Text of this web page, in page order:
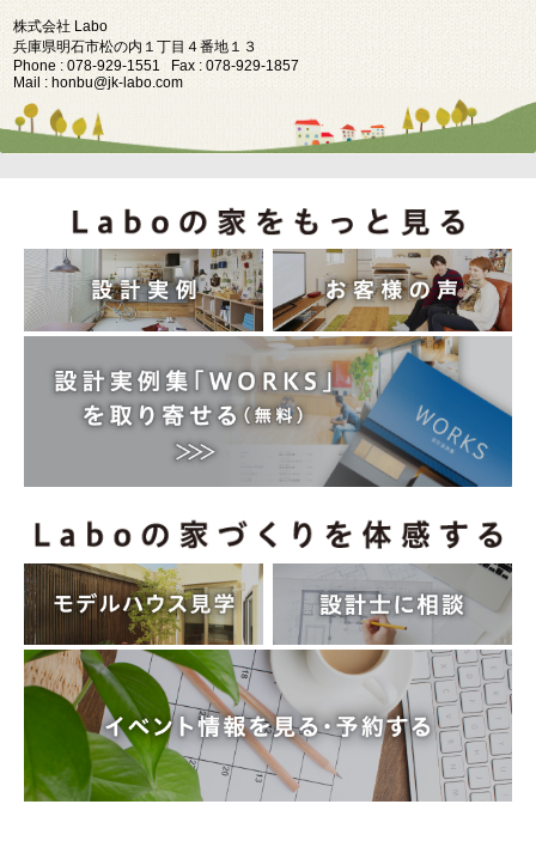
株式会社 Labo
兵庫県明石市松の内１丁目４番地１３
Phone : 078-929-1551 Fax : 078-929-1857
Mail : honbu@jk-labo.com